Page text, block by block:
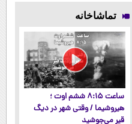
لاغری؛ یک قدم
نزدیک‌تر به
شروع کاهش
وزن
نزدیکت
تماشاخانه
ساعت ۸:۱۵ ششم اوت ؛
هیروشیما / وقتی شهر در دیگ
قیر می‌جوشید